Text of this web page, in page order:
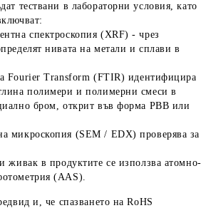
тествани в лабораторни условия, като
спектроскопия (XRF) - чрез
нивата на метали и сплави в
Fourier Transform (FTIR) идентифицира
полимери и полимерни смеси в
бром, открит във форма PBB или
микроскопия (SEM / EDX) проверява за
живак в продуктите се използва атомно-
(AAS).
и, че спазването на RoHS